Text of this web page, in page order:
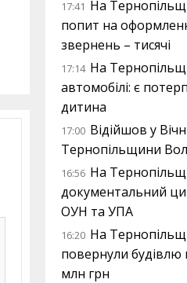
17:41 На
попит на
звернень – тисячі
17:14 На
автомобілі: є
дитина
17:00 Відійшов у
Тернопільщини
16:56 На
документальний
ОУН та УПА
16:20 На
повернули будівлю
млн грн